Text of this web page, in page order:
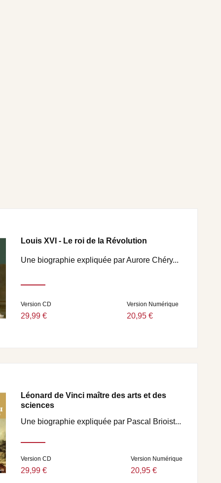
Louis XVI - Le roi de la Révolution
Une biographie expliquée par Aurore Chéry...
Version CD
29,99 €
Version Numérique
20,95 €
Léonard de Vinci maître des arts et des
sciences
Une biographie expliquée par Pascal Brioist...
Version CD
29,99 €
Version Numérique
20,95 €